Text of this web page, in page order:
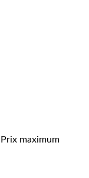
Prix maximum